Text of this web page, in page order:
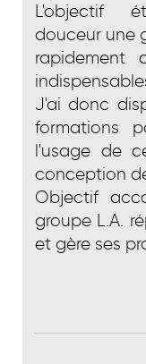
L'objectif
douceur une
rapidement
J'ai donc
formations
l'usage de
conception
Objectif
groupe L.A.
et gère ses